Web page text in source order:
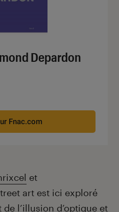
Depardon
Fnac.com
et
art est ici exploré
l’illusion d’optique et